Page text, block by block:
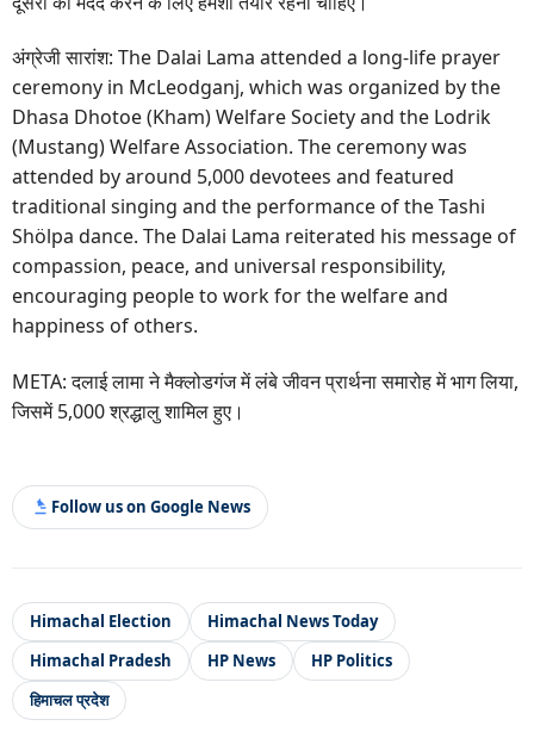
अंग्रेजी सारांश: The Dalai Lama attended a long-life prayer
ceremony in McLeodganj, which was organized by the
Dhasa Dhotoe (Kham) Welfare Society and the Lodrik
(Mustang) Welfare Association. The ceremony was
attended by around 5,000 devotees and featured
traditional singing and the performance of the Tashi
Shölpa dance. The Dalai Lama reiterated his message of
compassion, peace, and universal responsibility,
encouraging people to work for the welfare and
happiness of others.
META: दलाई लामा ने मैक्लोडगंज में लंबे जीवन प्रार्थना समारोह में भाग लिया,
जिसमें 5,000 श्रद्धालु शामिल हुए।
Follow us on Google News
Himachal Election
Himachal News Today
Himachal Pradesh
HP News
HP Politics
हिमाचल प्रदेश